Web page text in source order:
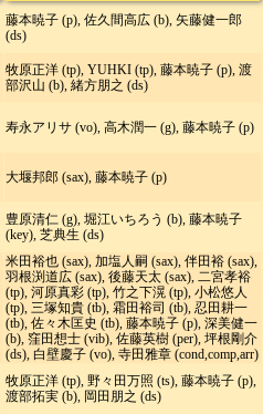
藤本暁子 (p), 佐久間高広 (b), 矢藤健一郎
(ds)
牧原正洋 (tp), YUHKI (tp), 藤本暁子 (p), 渡
部沢山 (b), 緒方朋之 (ds)
寿永アリサ (vo), 高木潤一 (g), 藤本暁子 (p)
大堰邦郎 (sax), 藤本暁子 (p)
豊原清仁 (g), 堀江いちろう (b), 藤本暁子
(key), 芝典生 (ds)
米田裕也 (sax), 加塩人嗣 (sax), 伴田裕 (sax),
羽根渕道広 (sax), 後藤天太 (sax), 二宮孝裕
(tp), 河原真彩 (tp), 竹之下滉 (tp), 小松悠人
(tp), 三塚知貴 (tb), 霜田裕司 (tb), 忍田耕一
(tb), 佐々木匡史 (tb), 藤本暁子 (p), 深美健一
(b), 窪田想士 (vib), 佐藤英樹 (per), 坪根剛介
(ds), 白壁慶子 (vo), 寺田雅章 (cond,comp,arr)
牧原正洋 (tp), 野々田万照 (ts), 藤本暁子 (p),
渡部拓実 (b), 岡田朋之 (ds)